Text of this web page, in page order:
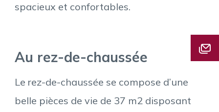
spacieux et confortables.
Au rez-de-chaussée
Le rez-de-chaussée se compose d’une
belle pièces de vie de 37 m2 disposant